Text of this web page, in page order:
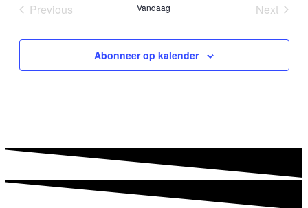
Previous
Vandaag
Next
Abonneer op kalender